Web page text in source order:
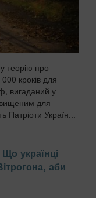
теорію про
кроків для
вигаданий у
для
Патріоти Україн...
українці
аби